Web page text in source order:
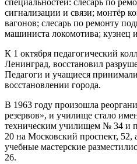
сигнализации и связи; монтёр
вагонов; слесарь по ремонту
машиниста локомотива; кузнец
К 1 октября педагогический
Ленинград, восстановил
Педагоги и учащиеся
восстановлении города.
В 1963 году произошла
резервов», и училище стало
техническим училищем № 34 и
20 на Московский проспект,
учебные мастерские
26.